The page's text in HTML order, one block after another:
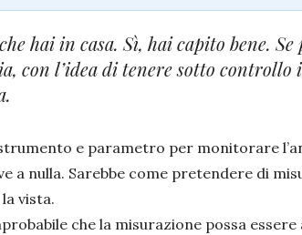
hai in casa. Sì, hai capito bene.
con l’idea di tenere sotto
e parametro per monitorare
a nulla. Sarebbe come pretendere di
vista.
che la misurazione possa